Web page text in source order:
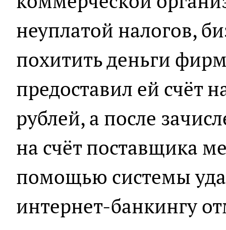
неуплатой налогов,
похитить деньги
предоставил ей счёт
рублей, а после
на счёт поставщика
помощью системы
интернет-банкингу